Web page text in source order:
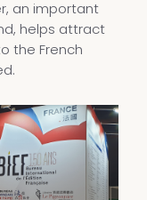
an important
helps attract
the French